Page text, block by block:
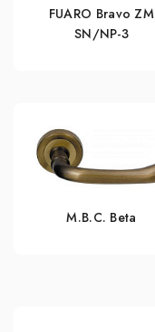
FUARO Bravo ZM
SN/NP-3
M.B.C. Beta